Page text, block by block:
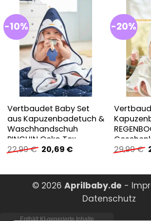
-10%
Vertbaudet Baby Set
aus Kapuzenbadetuch &
Waschhandschuh
PINGUIN Oeko Tex
22,99€ Ursprünglicher
Preis
22,99 €
20,69 €Aktueller
20,69 €.
-20%
29,99€
© 2026 Aprilbaby.de -
Datenschutz